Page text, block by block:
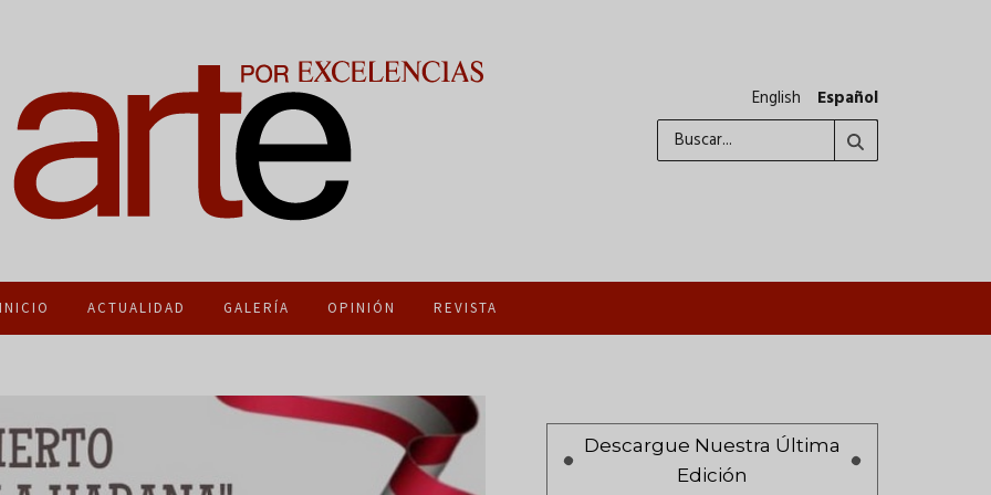
English
Español
INICIO ACTUALIDAD GALERÍA OPINIÓN REVISTA
Descargue Nuestra Última
Edición
Paginación